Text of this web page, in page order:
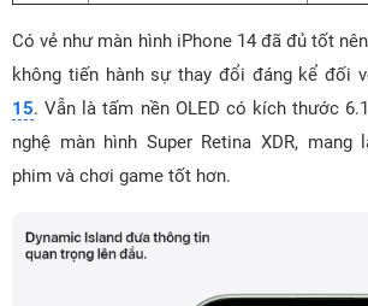
Có vẻ như màn hình iPhone 14 đã đủ tốt
không tiến hành sự thay đổi đáng kể đối
15. Vẫn là tấm nền OLED có kích thước
nghệ màn hình Super Retina XDR,
phim và chơi game tốt hơn.